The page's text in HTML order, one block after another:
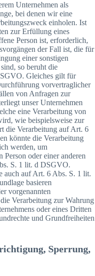
Unternehmen als
bei denen wir eine
einholen. Ist
zur Erfüllung eines
Person ist, erforderlich,
der Fall ist, die für
einer sonstigen
so beruht die
Gleiches gilt für
vorvertraglicher
von Anfragen zur
unser Unternehmen
eine Verarbeitung von
wie beispielsweise zur
die Verarbeitung auf Art. 6
könnte die Verarbeitung
werden, um
Person oder einer anderen
S. 1 lit. d DSGVO.
auch auf Art. 6 Abs. S. 1 lit.
basieren
vorgenannten
Verarbeitung zur Wahrung
oder eines Dritten
und Grundfreiheiten
Sperrung,